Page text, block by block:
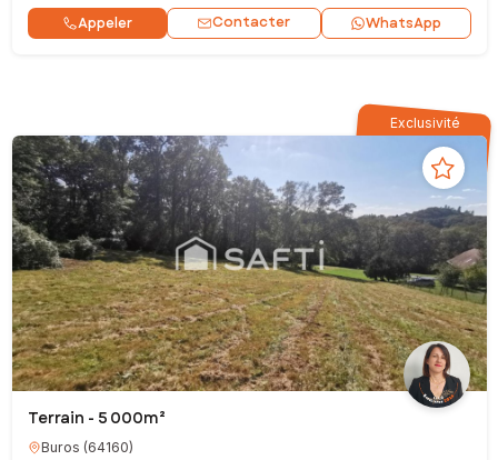
Appeler Contacter WhatsApp
Exclusivité
Terrain - 5 000m²
Buros (64160)